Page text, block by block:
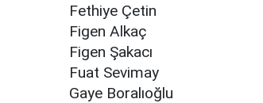
Fethiye Çetin
Figen Alkaç
Figen Şakacı
Fuat Sevimay
Gaye Boralıoğlu